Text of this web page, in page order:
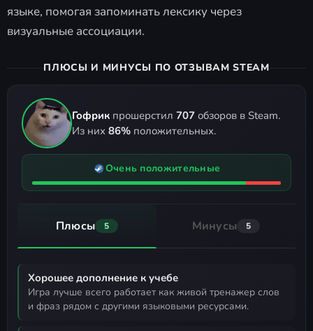
языке, помогая запоминать лексику через
визуальные ассоциации.
ПЛЮСЫ И МИНУСЫ ПО ОТЗЫВАМ STEAM
Гофрик прошерстил 707 обзоров в Steam.
Из них 86% положительных.
Очень положительные
Плюсы 5 Минусы 5
Хорошее дополнение к учебе
игра лучше всего работает как живой тренажер слов
и фраз рядом с другими языковыми ресурсами.